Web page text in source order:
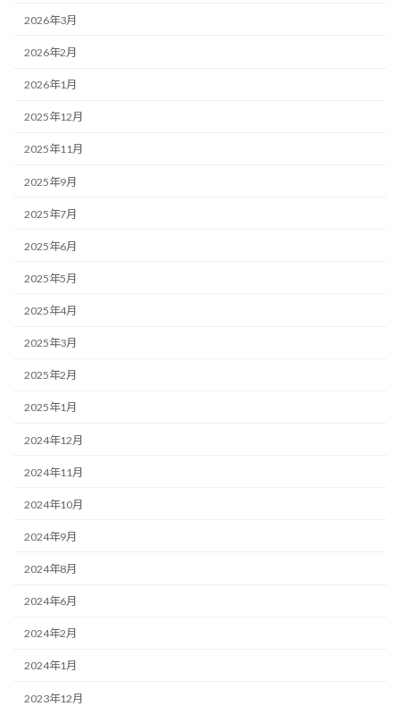
2026年3月
2026年2月
2026年1月
2025年12月
2025年11月
2025年9月
2025年7月
2025年6月
2025年5月
2025年4月
2025年3月
2025年2月
2025年1月
2024年12月
2024年11月
2024年10月
2024年9月
2024年8月
2024年6月
2024年2月
2024年1月
2023年12月